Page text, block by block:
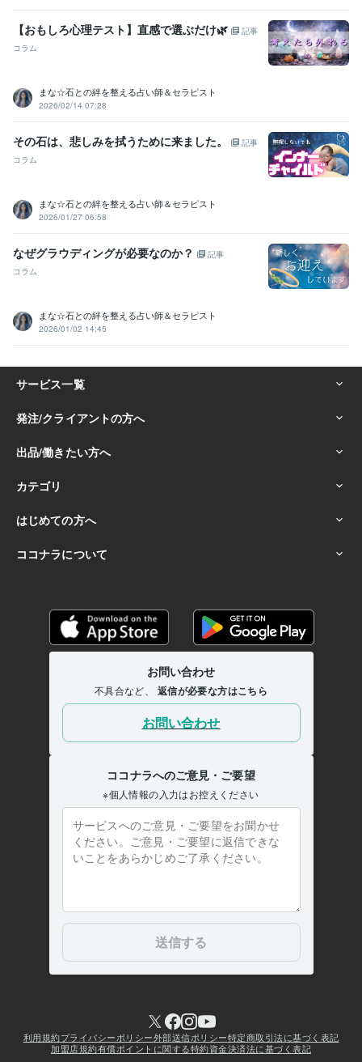
【おもしろ心理テスト】直感で選ぶだけ🌿
記事
コラム
まな☆石との絆を整える占い師＆セラピスト
2026/02/14 07:28
その石は、悲しみを拭うために来ました。
記事
コラム
まな☆石との絆を整える占い師＆セラピスト
2026/01/27 06:58
なぜグラウディングが必要なのか？
記事
コラム
まな☆石との絆を整える占い師＆セラピスト
2026/01/02 14:45